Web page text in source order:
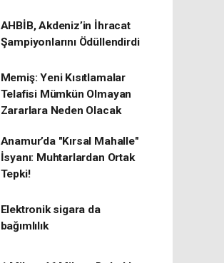
AHBİB, Akdeniz’in İhracat
Şampiyonlarını Ödüllendirdi
Memiş: Yeni Kısıtlamalar
Telafisi Mümkün Olmayan
Zararlara Neden Olacak
Anamur’da "Kırsal Mahalle"
İsyanı: Muhtarlardan Ortak
Tepki!
Elektronik sigara da
bağımlılık